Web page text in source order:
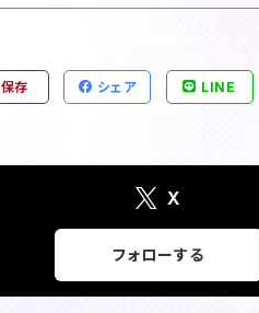
保存 シェア LINE
X
フォローする